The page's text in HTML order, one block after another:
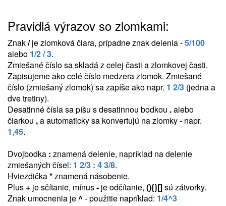
Pravidlá výrazov so zlomkami:
Znak/je zlomková čiara, prípadne znak delenia -5/100
alebo 1/2 / 3.
Zmiešané číslo sa skladá z celej časti a zlomkovej časti.
Zapisujeme ako celé číslo medzera zlomok. Zmiešané
číslo (zmiešaný zlomok) sa zapíše ako napr. 1 2/3 (jedna a
dve tretiny).
Desatinné čísla sa píšu s desatinnou bodkou .alebo
čiarkou ,a automaticky sa konvertujú na zlomky - napr.
1,45.
Dvojbodka : znamená delenie, napríklad na delenie
zmiešaných čísel: 1 2/3 : 4 3/8.
Hviezdička*znamená násobenie.
Plus + je sčítanie, mínus- je odčítanie, (){}[]sú zátvorky.
Znak umocnenia je ^- použitie napríklad: 1/4^3